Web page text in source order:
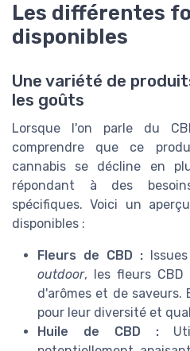
Les différentes
disponibles
Une variété de
les goûts
Lorsque l'on parle du
comprendre que ce
cannabis se décline en
répondant à des
spécifiques. Voici un
disponibles :
Fleurs de CBD :
outdoor, les fleurs
d'arômes et de saveurs.
pour leur diversité et
Huile de CBD :